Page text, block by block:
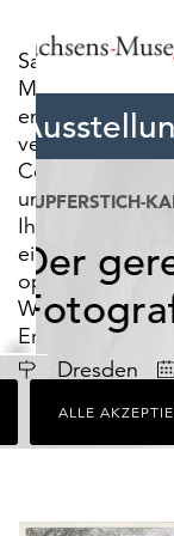
Sachsens-
Museen-
entdecken.de
verwendet
Cookies,
um
Ihnen
ein
optimales
Webseiten-
Erlebnis
zu
bieten.
Dazu
zählen
für
ALLE
KUPFERSTICH-
Der
Ort Dresden